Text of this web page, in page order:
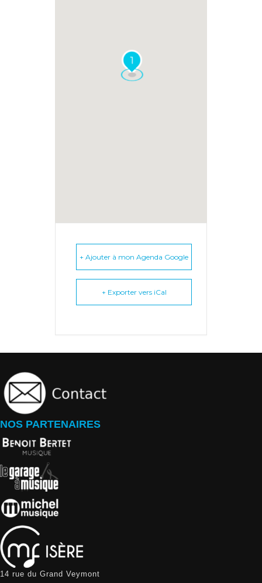
1
+ Ajouter à mon Agenda Google
+ Exporter vers iCal
NOS PARTENAIRES
14 rue du Grand Veymont